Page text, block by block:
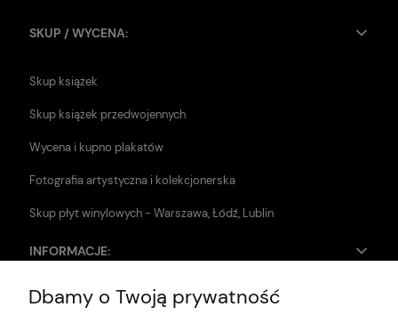
SKUP / WYCENA:
Skup książek
Skup książek przedwojennych
Wycena i kupno plakatów
Fotografia artystyczna i kolekcjonerska
Skup płyt winylowych - Warszawa, Łódź, Lublin
INFORMACJE:
Zwroty i reklamacje
Dbamy o Twoją prywatność